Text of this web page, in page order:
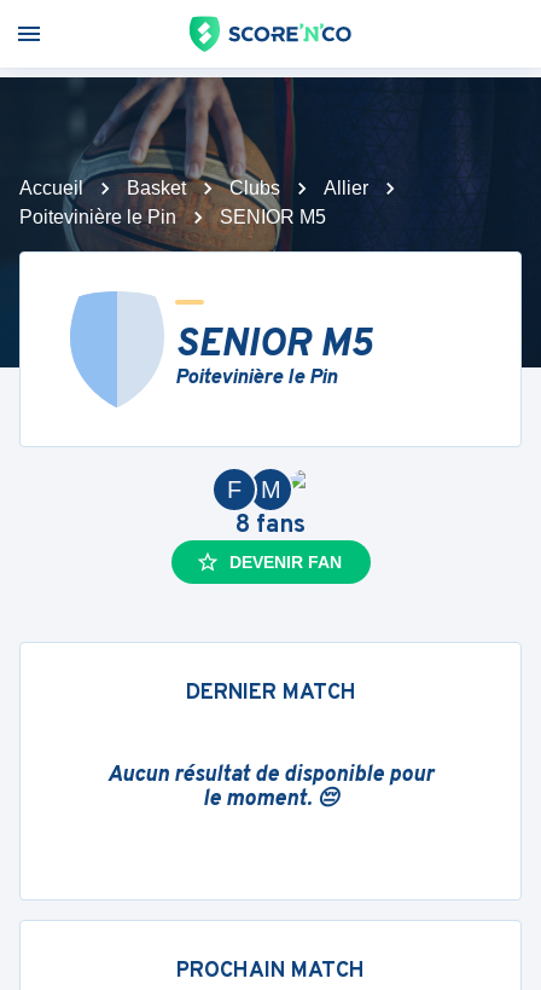
Accueil Basket Clubs
Allier
Poitevinière le Pin
SENIOR M5
SENIOR M5
Poitevinière le Pin
M
F
8 fans
DEVENIR FAN
DERNIER MATCH
Aucun résultat de disponible pour
le moment. 😔
PROCHAIN MATCH